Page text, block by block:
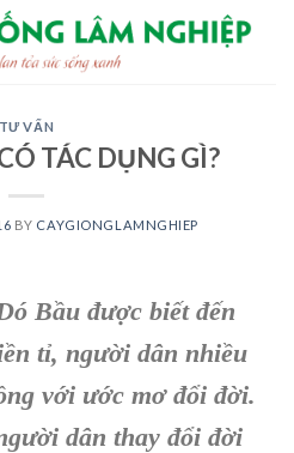
TƯ VẤN
TÁC DỤNG GÌ?
BY CAYGIONGLAMNGHIEP
ó Bầu được biết đến
tỉ, người dân nhiều
với ước mơ đổi đời.
dân thay đổi đời